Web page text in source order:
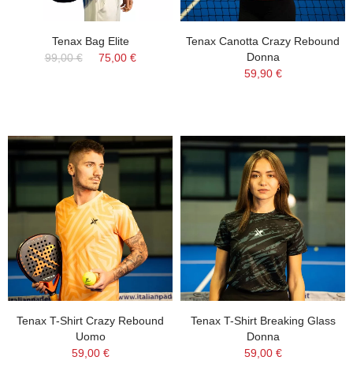
Tenax Bag Elite
99,00 €
75,00 €
Tenax Canotta Crazy Rebound
Donna
59,90 €
Tenax T-Shirt Crazy Rebound
Uomo
59,00 €
Tenax T-Shirt Breaking Glass
Donna
59,00 €